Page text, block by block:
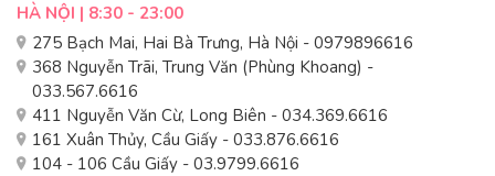
HÀ NỘI | 8:30 - 23:00
275 Bạch Mai, Hai Bà Trưng, Hà Nội - 0979896616
368 Nguyễn Trãi, Trung Văn (Phùng Khoang) -
033.567.6616
411 Nguyễn Văn Cừ, Long Biên - 034.369.6616
161 Xuân Thủy, Cầu Giấy - 033.876.6616
104 - 106 Cầu Giấy - 03.9799.6616